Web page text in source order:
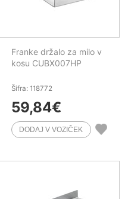
Franke držalo za milo v
kosu CUBX007HP
Šifra: 118772
59,84€